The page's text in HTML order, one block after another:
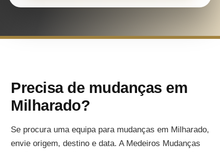
Precisa de mudanças em
Milharado?
Se procura uma equipa para mudanças em Milharado,
envie origem, destino e data. A Medeiros Mudanças